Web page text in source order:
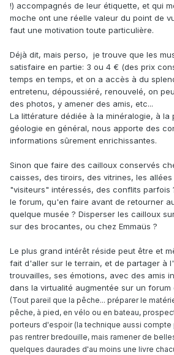
!) accompagnés de leur étiquette, et qui
moche ont une réelle valeur du point de
faut une motivation toute particulière.
Déjà dit, mais perso, je trouve que les
satisfaire en partie: 3 ou 4 € (des prix
temps en temps, et on a accès à du
entretenu, dépoussiéré, renouvelé, on
des photos, y amener des amis, etc...
La littérature dédiée à la minéralogie, à la
géologie en général, nous apporte des
informations sûrement enrichissantes.
Sinon que faire des cailloux conservés
caisses, des tiroirs, des vitrines, les
"visiteurs" intéressés, des conflits parfois
le forum, qu'en faire avant de retourner
quelque musée ? Disperser les cailloux
sur des brocantes, ou chez Emmaüs ?
Le plus grand intérêt réside peut être et
fait d'aller sur le terrain, et de partager à
trouvailles, ses émotions, avec des amis
dans la virtualité augmentée sur un forum
(Tout pareil que la pêche... préparer le
pêche, à pied, en vélo ou en bateau,
porteurs d'espoir (la technique aussi compte
pas rentrer bredouille, mais ramener de
quelques daurades d'au moins une livre